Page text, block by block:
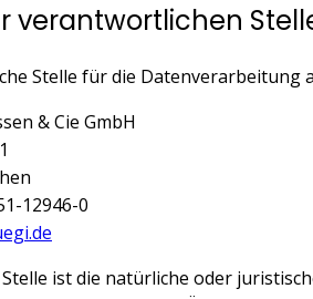
verantwortlichen
Stelle für die Datenverarbeitung
& Cie GmbH
12946-0
ist die natürliche oder